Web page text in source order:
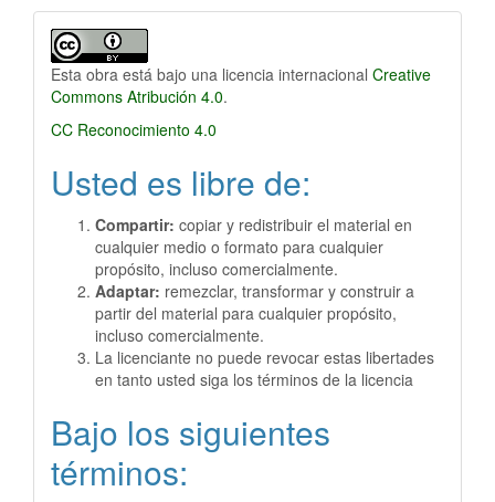
Esta obra está bajo una licencia internacional Creative
Commons Atribución 4.0.
CC Reconocimiento 4.0
Usted es libre de:
Compartir: copiar y redistribuir el material en
cualquier medio o formato para cualquier
propósito, incluso comercialmente.
Adaptar: remezclar, transformar y construir a
partir del material para cualquier propósito,
incluso comercialmente.
La licenciante no puede revocar estas libertades
en tanto usted siga los términos de la licencia
Bajo los siguientes
términos: